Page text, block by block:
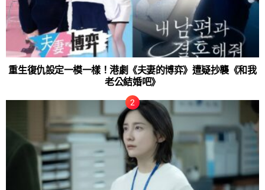
重生復仇設定一模一樣！港劇《夫妻的博弈》遭疑抄襲《和我
老公結婚吧》